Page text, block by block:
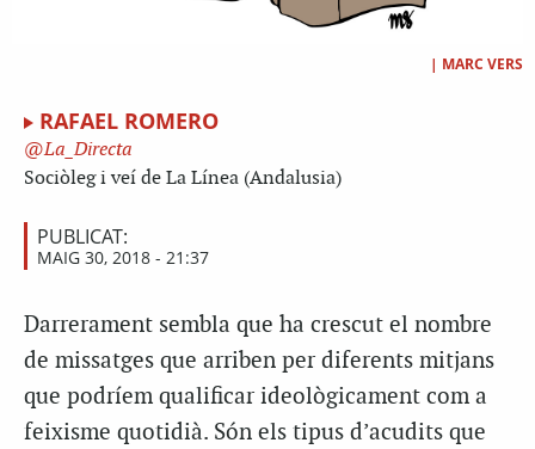
| MARC VERS
RAFAEL ROMERO
La_Directa
Sociòleg i veí de La Línea (Andalusia)
PUBLICAT:
MAIG 30, 2018 - 21:37
Darrerament sembla que ha crescut el nombre
de missatges que arriben per diferents mitjans
que podríem qualificar ideològicament com a
feixisme quotidià. Són els tipus d’acudits que